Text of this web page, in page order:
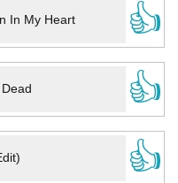
In My Heart
👍
👍
👍